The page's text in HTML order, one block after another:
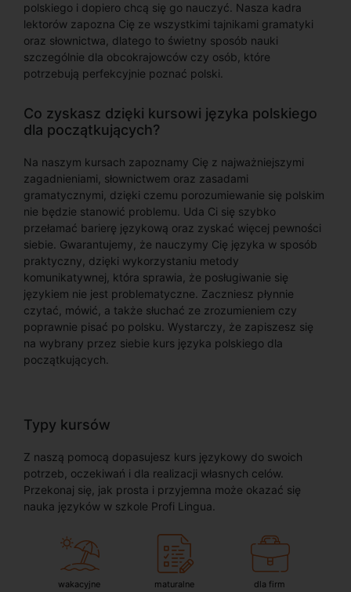
polskiego i dopiero chcą się go nauczyć. Nasza kadra
lektorów zapozna Cię ze wszystkimi tajnikami gramatyki
oraz słownictwa, dlatego to świetny sposób nauki
szczególnie dla obcokrajowców czy osób, które
potrzebują perfekcyjnie poznać polski.
Co zyskasz dzięki kursowi języka polskiego
dla początkujących?
Na naszym kursach zapoznamy Cię z najważniejszymi
zagadnieniami, słownictwem oraz zasadami
gramatycznymi, dzięki czemu porozumiewanie się polskim
nie będzie stanowić problemu. Uda Ci się szybko
przełamać barierę językową oraz zyskać więcej pewności
siebie. Gwarantujemy, że nauczymy Cię języka w sposób
praktyczny, dzięki wykorzystaniu metody
komunikatywnej, która sprawia, że posługiwanie się
językiem nie jest problematyczne. Zaczniesz płynnie
czytać, mówić, a także słuchać ze zrozumieniem czy
poprawnie pisać po polsku. Wystarczy, że zapiszesz się
na wybrany przez siebie kurs języka polskiego dla
początkujących.
Typy kursów
Z naszą pomocą dopasujesz kurs językowy do swoich
potrzeb, oczekiwań i dla realizacji własnych celów.
Przekonaj się, jak prosta i przyjemna może okazać się
nauka języków w szkole Profi Lingua.
wakacyjne maturalne dla firm